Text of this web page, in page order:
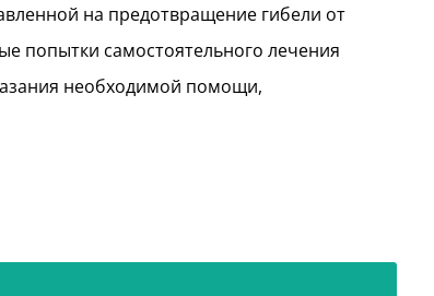
на предотвращение гибели от
попытки самостоятельного лечения
необходимой помощи,